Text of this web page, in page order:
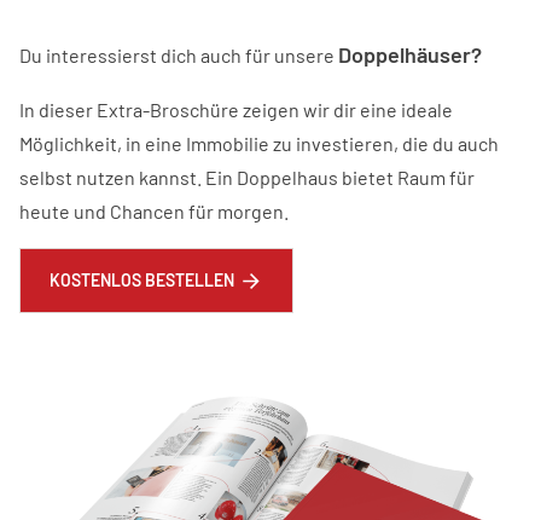
Du interessierst dich auch für unsere Doppelhäuser?
In dieser Extra-Broschüre zeigen wir dir eine ideale
Möglichkeit, in eine Immobilie zu investieren, die du auch
selbst nutzen kannst. Ein Doppelhaus bietet Raum für
heute und Chancen für morgen.
KOSTENLOS BESTELLEN